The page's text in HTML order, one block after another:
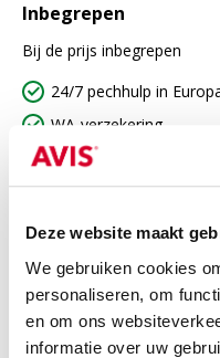
Deze website maakt
We gebruiken cookies
personaliseren, om
en om ons
informatie over uw
Inbegrepen
Bij de prijs inbegrepen
24/7 pechhulp in
WA-verzekering
BTW
Niet inbegrepen
Niet bij de prijs inbegrepen
Brandstofkosten:
volgeladen terug. Zo
oplaadkosten door.